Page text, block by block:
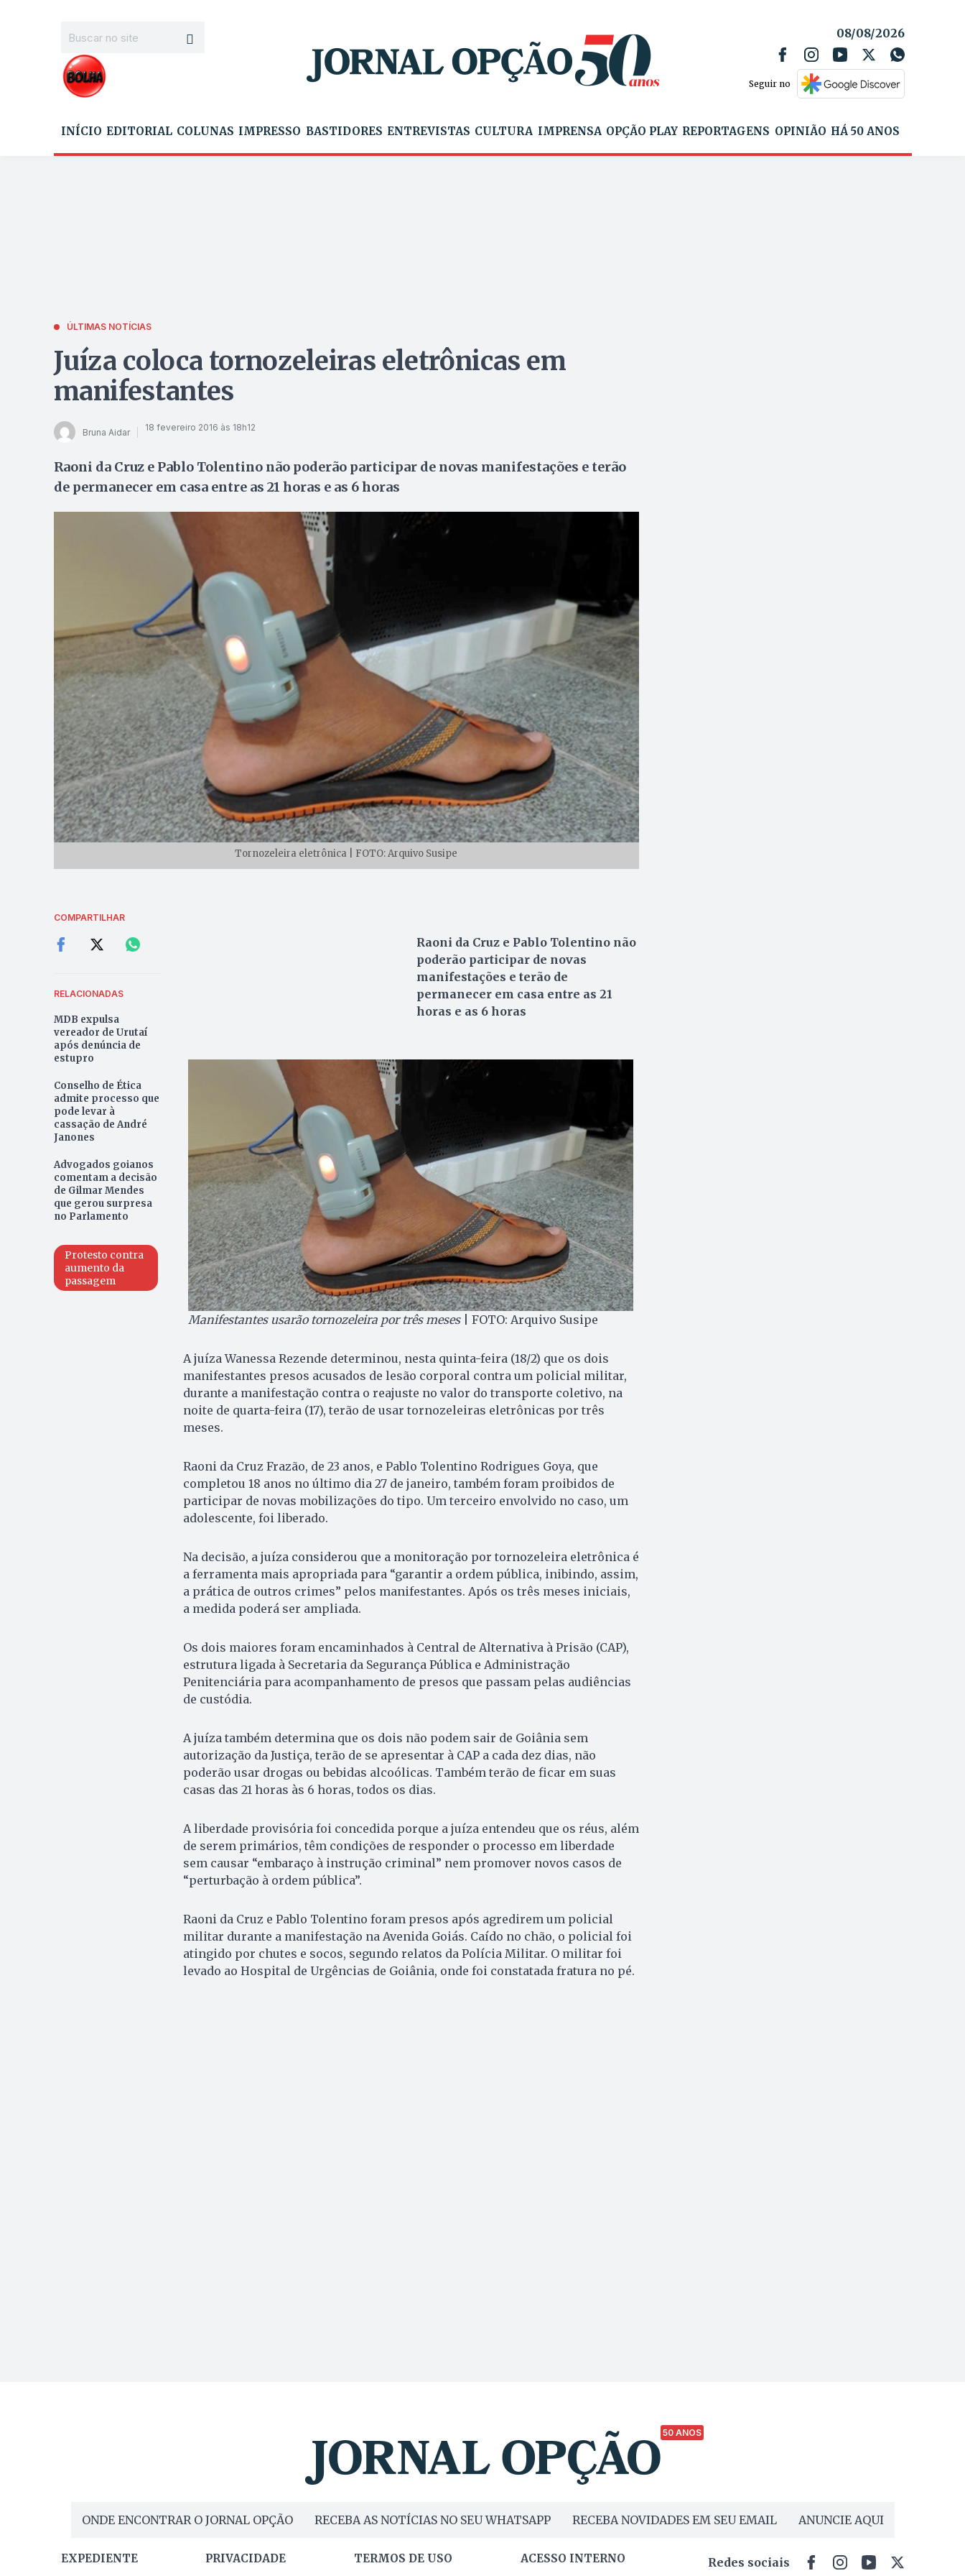
08/08/2026
Seguir no
INÍCIO EDITORIAL COLUNAS IMPRESSO BASTIDORES ENTREVISTAS CULTURA IMPRENSA OPÇÃO PLAY REPORTAGENS OPINIÃO HÁ 50 ANOS
ÚLTIMAS NOTÍCIAS
Juíza coloca tornozeleiras eletrônicas em
manifestantes
Bruna Aidar 18 fevereiro 2016 às 18h12
Raoni da Cruz e Pablo Tolentino não poderão participar de novas manifestações e terão
de permanecer em casa entre as 21 horas e as 6 horas
Tornozeleira eletrônica | FOTO: Arquivo Susipe
COMPARTILHAR
RELACIONADAS
MDB expulsa
vereador de Urutaí
após denúncia de
estupro
Conselho de Ética
admite processo que
pode levar à
cassação de André
Janones
Advogados goianos
comentam a decisão
de Gilmar Mendes
que gerou surpresa
no Parlamento
Protesto contra
aumento da
passagem
Raoni da Cruz e Pablo Tolentino não
poderão participar de novas
manifestações e terão de
permanecer em casa entre as 21
horas e as 6 horas
Manifestantes usarão tornozeleira por três meses| FOTO: Arquivo Susipe
A juíza Wanessa Rezende determinou, nesta quinta-feira (18/2) que os dois
manifestantes presos acusados de lesão corporal contra um policial militar,
durante a manifestação contra o reajuste no valor do transporte coletivo, na
noite de quarta-feira (17), terão de usar tornozeleiras eletrônicas por três
meses.
Raoni da Cruz Frazão, de 23 anos, e Pablo Tolentino Rodrigues Goya, que
completou 18 anos no último dia 27 de janeiro, também foram proibidos de
participar de novas mobilizações do tipo. Um terceiro envolvido no caso, um
adolescente, foi liberado.
Na decisão, a juíza considerou que a monitoração por tornozeleira eletrônica é
a ferramenta mais apropriada para “garantir a ordem pública, inibindo, assim,
a prática de outros crimes” pelos manifestantes. Após os três meses iniciais,
a medida poderá ser ampliada.
Os dois maiores foram encaminhados à Central de Alternativa à Prisão (CAP),
estrutura ligada à Secretaria da Segurança Pública e Administração
Penitenciária para acompanhamento de presos que passam pelas audiências
de custódia.
A juíza também determina que os dois não podem sair de Goiânia sem
autorização da Justiça, terão de se apresentar à CAP a cada dez dias, não
poderão usar drogas ou bebidas alcoólicas. Também terão de ficar em suas
casas das 21 horas às 6 horas, todos os dias.
A liberdade provisória foi concedida porque a juíza entendeu que os réus, além
de serem primários, têm condições de responder o processo em liberdade
sem causar “embaraço à instrução criminal” nem promover novos casos de
“perturbação à ordem pública”.
Raoni da Cruz e Pablo Tolentino foram presos após agredirem um policial
militar durante a manifestação na Avenida Goiás. Caído no chão, o policial foi
atingido por chutes e socos, segundo relatos da Polícia Militar. O militar foi
levado ao Hospital de Urgências de Goiânia, onde foi constatada fratura no pé.
50 ANOS
ONDE ENCONTRAR O JORNAL OPÇÃO RECEBA AS NOTÍCIAS NO SEU WHATSAPP RECEBA NOVIDADES EM SEU EMAIL ANUNCIE AQUI
EXPEDIENTE PRIVACIDADE TERMOS DE USO ACESSO INTERNO Redes sociais